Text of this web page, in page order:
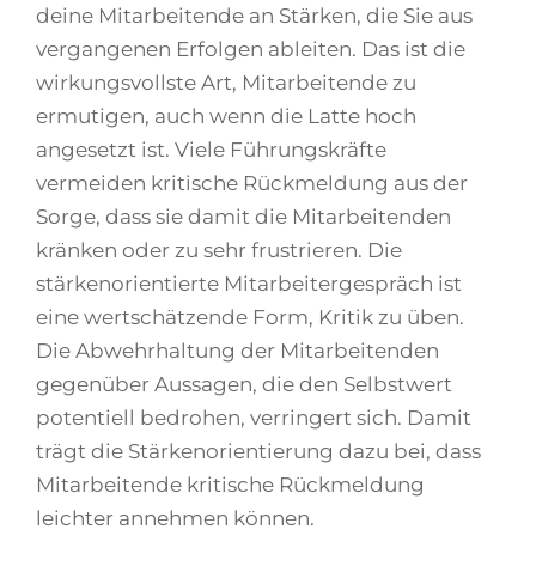
deine Mitarbeitende an Stärken, die Sie aus
vergangenen Erfolgen ableiten. Das ist die
wirkungsvollste Art, Mitarbeitende zu
ermutigen, auch wenn die Latte hoch
angesetzt ist. Viele Führungskräfte
vermeiden kritische Rückmeldung aus der
Sorge, dass sie damit die Mitarbeitenden
kränken oder zu sehr frustrieren. Die
stärkenorientierte Mitarbeitergespräch ist
eine wertschätzende Form, Kritik zu üben.
Die Abwehrhaltung der Mitarbeitenden
gegenüber Aussagen, die den Selbstwert
potentiell bedrohen, verringert sich. Damit
trägt die Stärkenorientierung dazu bei, dass
Mitarbeitende kritische Rückmeldung
leichter annehmen können.